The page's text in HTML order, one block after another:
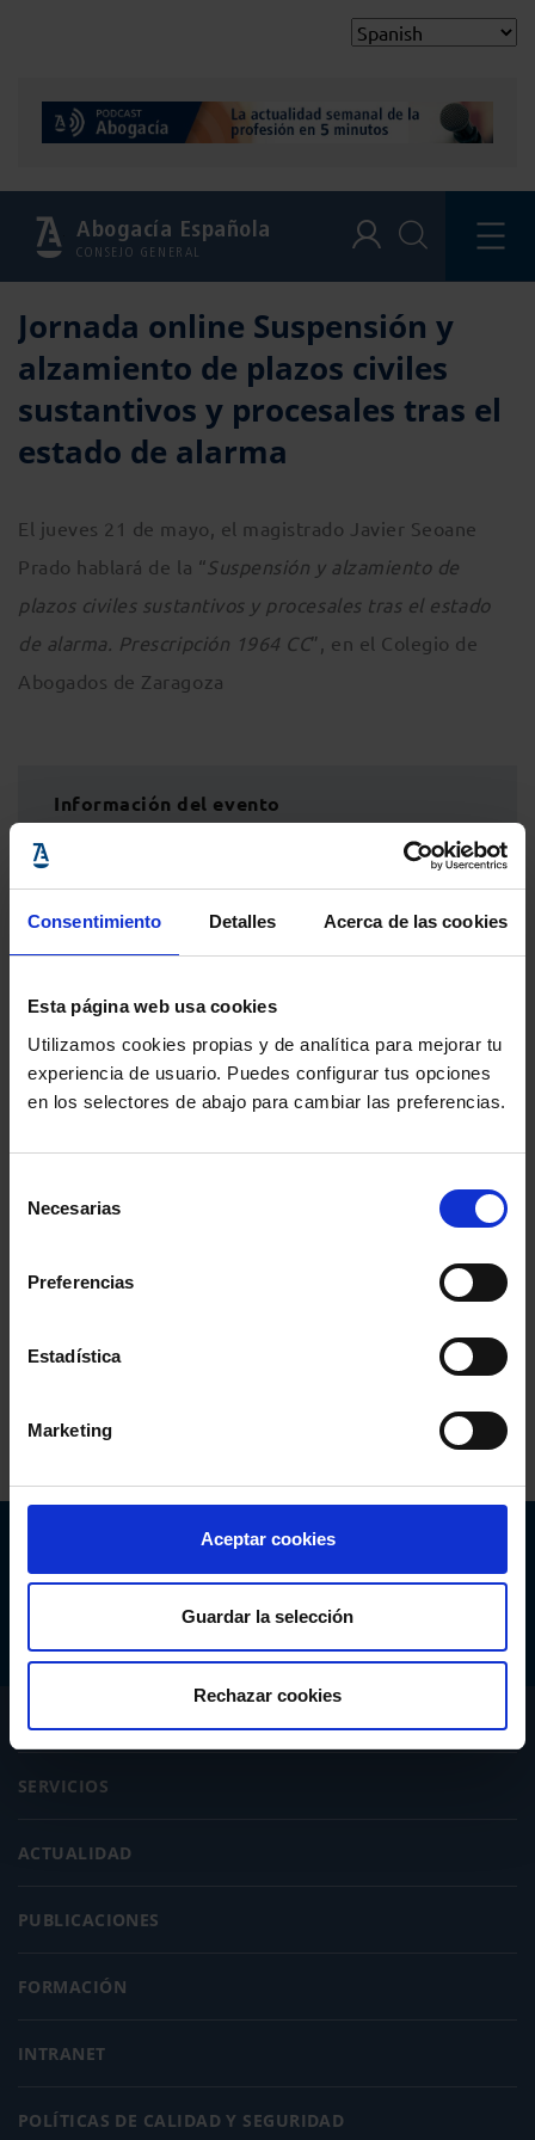
Consentimiento Detalles Acerca de las cookies
Esta página web usa cookies
Utilizamos cookies propias y de analítica para mejorar tu
experiencia de usuario. Puedes configurar tus opciones
en los selectores de abajo para cambiar las preferencias.
Necesarias
Preferencias
Estadística
Marketing
Aceptar cookies
Guardar la selección
Rechazar cookies
Abogacía Española
CONSEJO GENERAL
Jornada online Suspensión y
alzamiento de plazos civiles
sustantivos y procesales tras el
estado de alarma
El jueves 21 de mayo, el magistrado Javier Seoane
Prado hablará de la “ Suspensión y alzamiento de
plazos civiles sustantivos y procesales tras el estado
de alarma. Prescripción 1964 CC”, en el Colegio de
Abogados de Zaragoza
Información del evento
Colegio de Abogados de Zaragoza-
España
Inicio: 21 mayo 2020 - 0:00h
Fin
: 21 mayo 2020 - 23:59h
Comparte:
Abogacía Española
CONSEJO GENERAL
SERVICIOS
ACTUALIDAD
PUBLICACIONES
FORMACIÓN
INTRANET
POLÍTICAS DE CALIDAD Y SEGURIDAD